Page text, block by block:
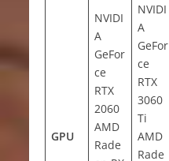
GPU
NVIDI
A
GeFor
ce
RTX
2060
AMD
Rade
NVIDI
A
GeFor
ce
RTX
3060
Ti
AMD
Rade